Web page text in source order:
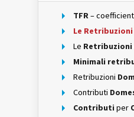
TFR–
Le Retribuzioni
Le Retribuzioni
Minimali
Retribuzioni
Contributi
Contributi per